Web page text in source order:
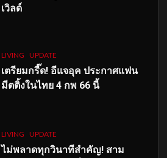
เวิลด์
LIVING UPDATE
เตรียมกรี๊ด! อีแจอุค ประกาศแฟน
มีตติ้งในไทย 4 กพ 66 นี้
LIVING UPDATE
ไม่พลาดทุกวินาทีสำคัญ! สาม